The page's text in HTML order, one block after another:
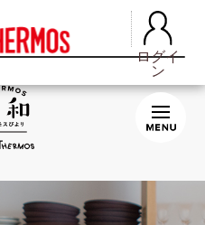
ログイ
ン
ログイ
ン